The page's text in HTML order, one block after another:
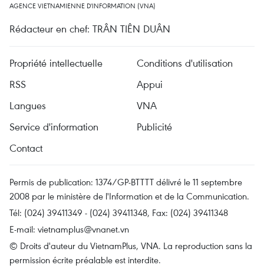
AGENCE VIETNAMIENNE D'INFORMATION (VNA)
Rédacteur en chef: TRÂN TIÊN DUÂN
Propriété intellectuelle
Conditions d'utilisation
RSS
Appui
Langues
VNA
Service d'information
Publicité
Contact
Permis de publication: 1374/GP-BTTTT délivré le 11 septembre
2008 par le ministère de l'Information et de la Communication.
Tél: (024) 39411349 - (024) 39411348, Fax: (024) 39411348
E-mail: vietnamplus@vnanet.vn
© Droits d'auteur du VietnamPlus, VNA. La reproduction sans la
permission écrite préalable est interdite.